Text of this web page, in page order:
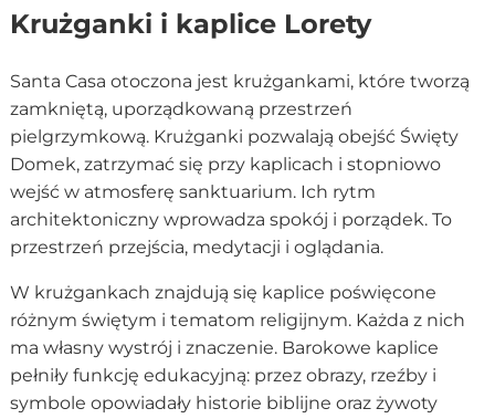
Krużganki i kaplice Lorety
Santa Casa otoczona jest krużgankami, które tworzą
zamkniętą, uporządkowaną przestrzeń
pielgrzymkową. Krużganki pozwalają obejść Święty
Domek, zatrzymać się przy kaplicach i stopniowo
wejść w atmosferę sanktuarium. Ich rytm
architektoniczny wprowadza spokój i porządek. To
przestrzeń przejścia, medytacji i oglądania.
W krużgankach znajdują się kaplice poświęcone
różnym świętym i tematom religijnym. Każda z nich
ma własny wystrój i znaczenie. Barokowe kaplice
pełniły funkcję edukacyjną: przez obrazy, rzeźby i
symbole opowiadały historie biblijne oraz żywoty